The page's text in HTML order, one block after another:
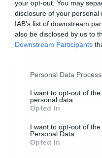
your opt-out. You may
disclosure of your
IAB’s list of downstream
also be disclosed by us to
Downstream Participants
Personal Data
I want to opt-out of
personal data.
Opted In
I want to opt-out of
Personal Data.
Opted In
θα βοηθούσε στην
εκπομπών αερίων και
ενεργειακής
Επιπλέον, η
για ενεργειακές
ηλεκτρικά οχήματα θα
επενδύσεις για τη
ορυκτών καυσίμων
μεταφορών και της
Εγγραφή
Αποδέχομαι